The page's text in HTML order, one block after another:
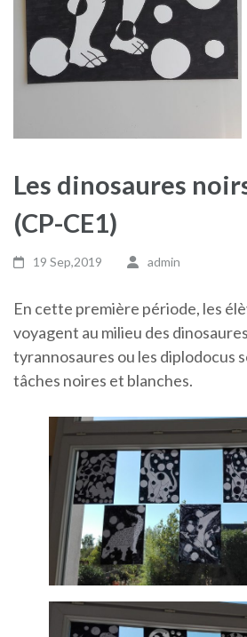
Les dinosaures
(CP-CE1)
19 Sep,2019 admin
En cette première période, les
voyagent au milieu des
tyrannosaures ou les diplodocus
tâches noires et blanches.